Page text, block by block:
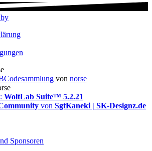
von norse
WoltLab Suite™ 5.2.21
von SgtKaneki | SK-Designz.de
Sponsoren